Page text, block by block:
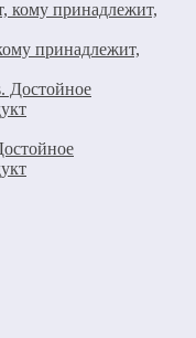
принадлежит,